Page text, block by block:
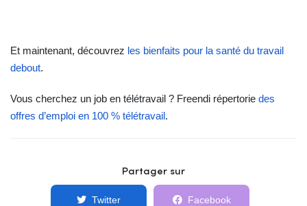
Et maintenant, découvrez les bienfaits pour la santé du travail
debout.
Vous cherchez un job en télétravail ? Freendi répertorie des
offres d’emploi en 100 % télétravail.
Partager sur
Twitter Facebook